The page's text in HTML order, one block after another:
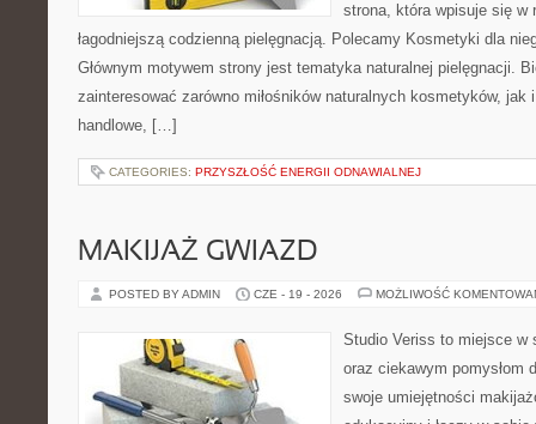
strona, która wpisuje się w
łagodniejszą codzienną pielęgnacją. Polecamy Kosmetyki dla
Głównym motywem strony jest tematyka naturalnej pielęgnacji.
zainteresować zarówno miłośników naturalnych kosmetyków, jak
handlowe, […]
CATEGORIES: PRZYSZŁOŚĆ ENERGII ODNAWIALNEJ
MAKIJAŻ GWIAZD
POSTED BY ADMIN CZE - 19 - 2026 MOŻLIWOŚĆ
Studio Veriss to miejsce w
oraz ciekawym pomysłom
swoje umiejętności